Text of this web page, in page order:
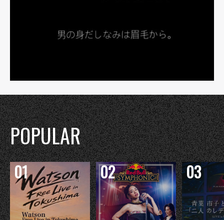
POPULAR